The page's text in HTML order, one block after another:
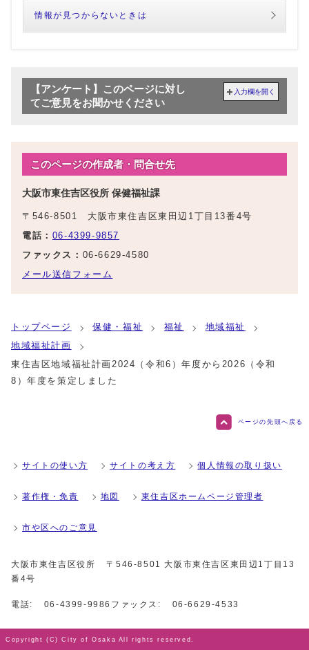
情報が見つからないときは
【アンケート】このページに対し
てご意見をお聞かせください
入力欄を開く
このページの作成者・問合せ先
大阪市東住吉区役所 保健福祉課
〒546-8501 大阪市東住吉区東田辺1丁目13番4号
電話： 06-4399-9857
ファックス： 06-6629-4580
メール送信フォーム
トップページ 保健・福祉 福祉
地域福祉
地域福祉計画
東住吉区地域福祉計画2024（令和6）年度から2026（令和
8）年度を策定しました
ページの先頭へ戻る
サイトの使い方 サイトの考え方 個人情報の取り扱い
著作権・免責 地図 東住吉区ホームページ管理者
市や区へのご意見
大阪市東住吉区役所
〒546-8501 大阪市東住吉区東田辺1丁目13
番4号
電話: 06-4399-9986 ファックス: 06-6629-4533
Copyright (C) City of Osaka All rights reserved.